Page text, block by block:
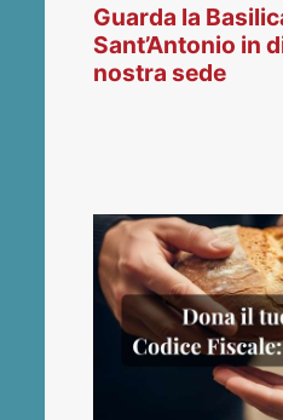
Guarda la
Sant’Antonio in
nostra sede